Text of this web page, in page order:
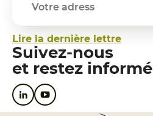
Lire la dernière lettre
Suivez-nous
et restez informé